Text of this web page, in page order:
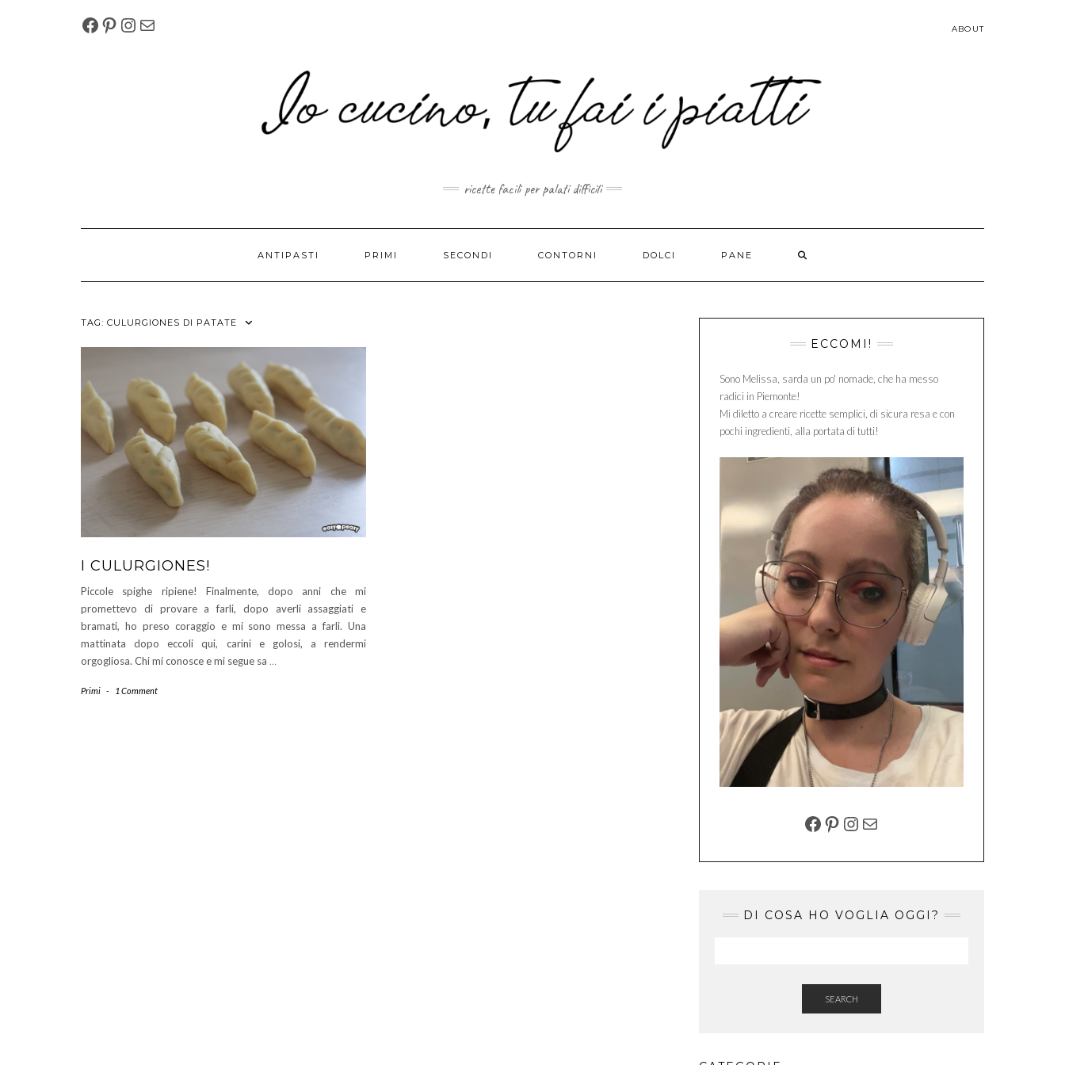
FACEBOOK
PINTEREST
INSTAGRAM
MELISSAPILLITU.BM@GMAIL.COM ABOUT
ricette facili per palati difficili
ANTIPASTI PRIMI SECONDI CONTORNI DOLCI PANE
TAG: CULURGIONES DI PATATE
I CULURGIONES!
Piccole spighe ripiene! Finalmente, dopo anni che mi
promettevo di provare a farli, dopo averli assaggiati e
bramati, ho preso coraggio e mi sono messa a farli. Una
mattinata dopo eccoli qui, carini e golosi, a rendermi
orgogliosa. Chi mi conosce e mi segue sa …
Primi - 1 Comment
ECCOMI!
Sono Melissa, sarda un po' nomade, che ha messo
radici in Piemonte!
Mi diletto a creare ricette semplici, di sicura resa e con
pochi ingredienti, alla portata di tutti!
FACEBOOK
PINTEREST
INSTAGRAM
EMAIL
DI COSA HO VOGLIA OGGI?
SEARCH